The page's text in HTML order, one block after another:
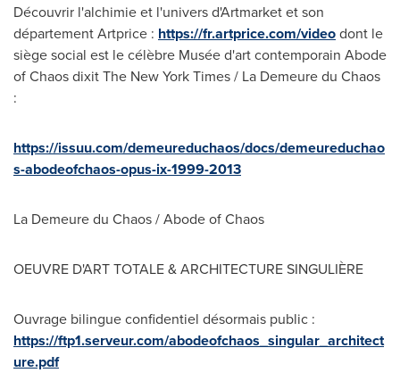
Découvrir l'alchimie et l'univers d'Artmarket et son
département Artprice : https://fr.artprice.com/videodont le
siège social est le célèbre Musée d'art contemporain Abode
of Chaos dixit The New York Times/ La Demeure du Chaos
:
https://issuu.com/demeureduchaos/docs/demeureduchao
s-abodeofchaos-opus-ix-1999-2013
La Demeure du Chaos / Abode of Chaos
OEUVRE D'ART TOTALE & ARCHITECTURE SINGULIÈRE
Ouvrage bilingue confidentiel désormais public :
https://ftp1.serveur.com/abodeofchaos_singular_architect
ure.pdf